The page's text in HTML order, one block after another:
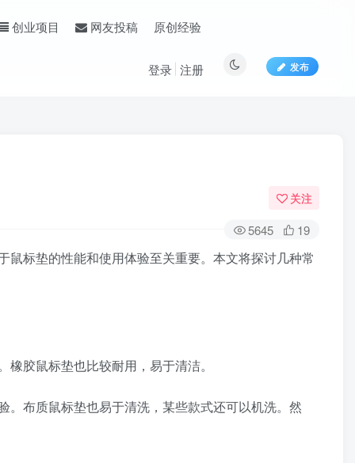
创业项目 网友投稿 原创经验
发布
登录 注册
关注
5645 19
标垫的性能和使用体验至关重要。本文将探讨几种常
胶鼠标垫也比较耐用，易于清洁。
布质鼠标垫也易于清洗，某些款式还可以机洗。然